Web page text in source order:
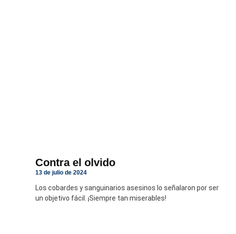
Contra el olvido
13 de julio de 2024
Los cobardes y sanguinarios asesinos lo señalaron por ser
un objetivo fácil. ¡Siempre tan miserables!